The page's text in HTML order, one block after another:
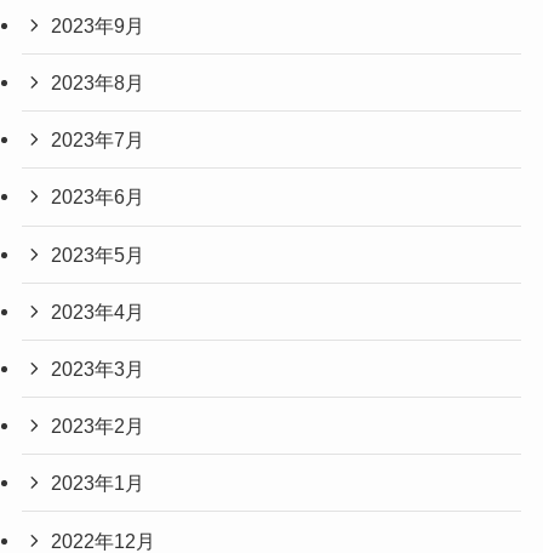
2023年9月
2023年8月
2023年7月
2023年6月
2023年5月
2023年4月
2023年3月
2023年2月
2023年1月
2022年12月